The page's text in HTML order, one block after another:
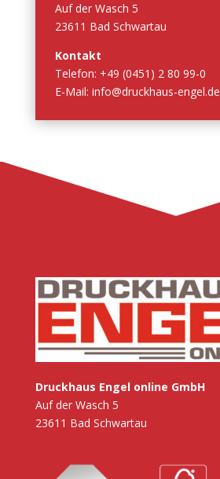
Auf der Wasch 5
23611 Bad Schwartau
Kontakt
Telefon: +49 (0451) 2 80 99-0
E-Mail: info@druckhaus-engel.de
Druckhaus Engel online GmbH
Auf der Wasch 5
23611 Bad Schwartau